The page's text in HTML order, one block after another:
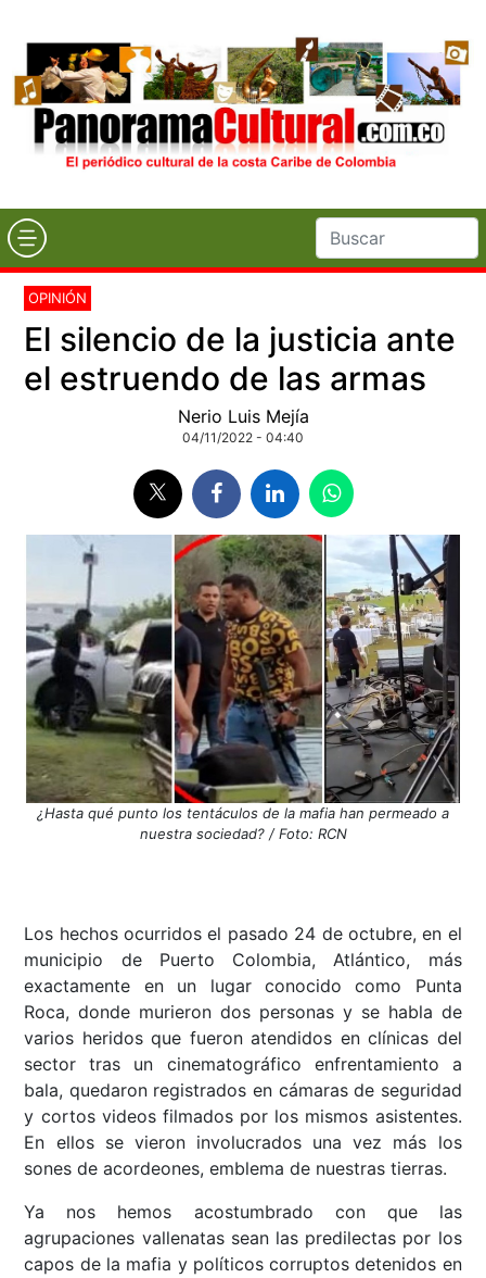
OPINIÓN
El silencio de la justicia ante
el estruendo de las armas
Nerio Luis Mejía
04/11/2022 - 04:40
¿Hasta qué punto los tentáculos de la mafia han permeado a
nuestra sociedad? / Foto: RCN
Los hechos ocurridos el pasado 24 de octubre, en el
municipio de Puerto Colombia, Atlántico, más
exactamente en un lugar conocido como Punta
Roca, donde murieron dos personas y se habla de
varios heridos que fueron atendidos en clínicas del
sector tras un cinematográfico enfrentamiento a
bala, quedaron registrados en cámaras de seguridad
y cortos videos filmados por los mismos asistentes.
En ellos se vieron involucrados una vez más los
sones de acordeones, emblema de nuestras tierras.
Ya nos hemos acostumbrado con que las
agrupaciones vallenatas sean las predilectas por los
capos de la mafia y políticos corruptos detenidos en